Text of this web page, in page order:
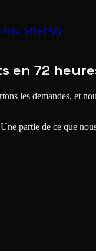
L'offreFAQ
en 72
les demandes, et
partie de ce que